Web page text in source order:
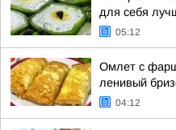
для себя
05:12
Омлет с
ленивый
04:12